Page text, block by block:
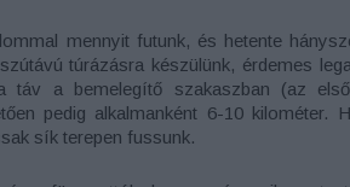
mennyit futunk, és hetente
túrázásra készülünk, érdemes
táv a bemelegítő szakaszban (az
pedig alkalmanként 6-10 kilométer.
sík terepen fussunk.